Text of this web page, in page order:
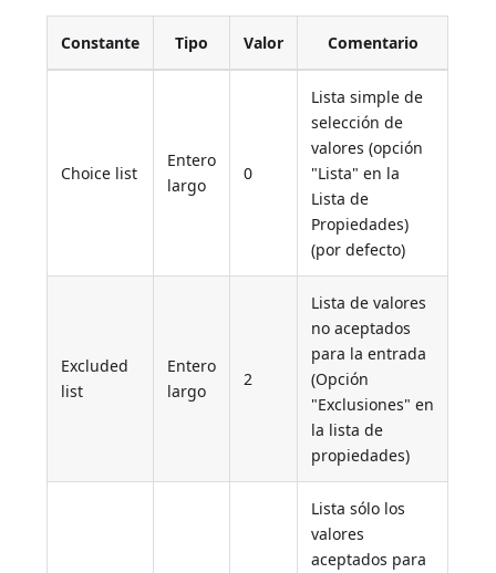
Constante Tipo Valor Comentario
Choice list
Entero
largo
0
Lista simple de
selección de
valores (opción
"Lista" en la
Lista de
Propiedades)
(por defecto)
Excluded
list
Entero
largo
2
Lista de valores
no aceptados
para la entrada
(Opción
"Exclusiones" en
la lista de
propiedades)
Lista sólo los
valores
aceptados para